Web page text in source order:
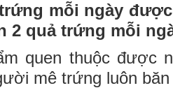
mỗi ngày
2 quả trứng mỗi
quen thuộc được
mê trứng luôn